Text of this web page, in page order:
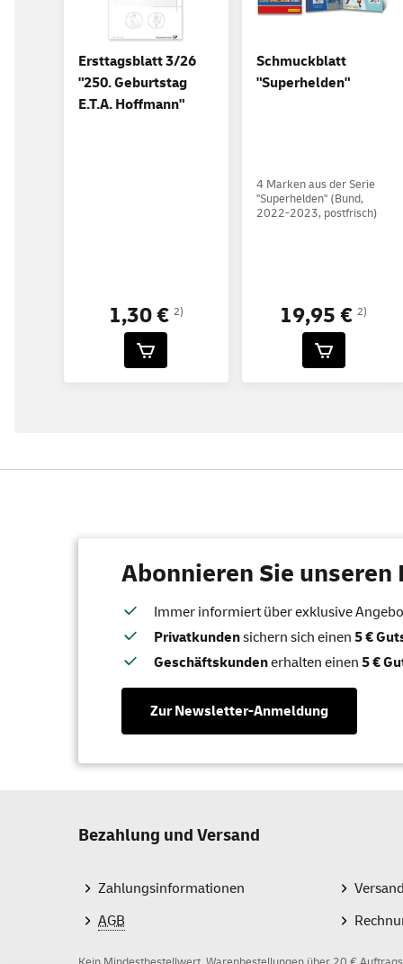
Ersttagsblatt 3/26
"250. Geburtstag
E.T.A. Hoffmann"
1,30 € 2)
Schmuckblatt
"Superhelden"
4 Marken aus der Serie
"Superhelden" (Bund,
2022-2023, postfrisch)
19,95 €2)
Abonnieren Sie
Immer informiert über exklusive
Privatkundensichern sich einen 5 €
Geschäftskundenerhalten einen 5 €
Zur Newsletter-Anmeldung
Bezahlung und Versand
Zahlungsinformationen
AGB